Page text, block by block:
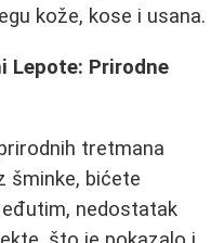
kože, kose i usana.
Lepote: Prirodne
tretmana
šminke, bićete
nedostatak